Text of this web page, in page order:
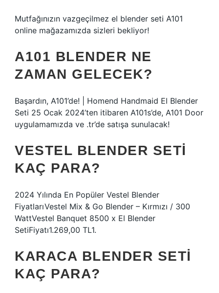
Mutfağınızın vazgeçilmez el blender seti A101
online mağazamızda sizleri bekliyor!
A101 BLENDER NE
ZAMAN GELECEK?
Başardın, A101’de! | Homend Handmaid El Blender
Seti 25 Ocak 2024’ten itibaren A101s’de, A101 Door
uygulamamızda ve .tr’de satışa sunulacak!
VESTEL BLENDER SETI
KAÇ PARA?
2024 Yılında En Popüler Vestel Blender
FiyatlarıVestel Mix & Go Blender – Kırmızı / 300
WattVestel Banquet 8500 x El Blender
SetiFiyatı1.269,00 TL1.
KARACA BLENDER SETI
KAÇ PARA?